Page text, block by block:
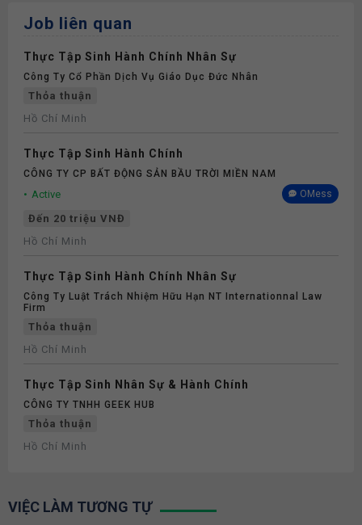
Job liên quan
Thực Tập Sinh Hành Chính Nhân Sự
Công Ty Cổ Phần Dịch Vụ Giáo Dục Đức Nhân
Thỏa thuận
Hồ Chí Minh
Thực Tập Sinh Hành Chính
CÔNG TY CP BẤT ĐỘNG SẢN BẦU TRỜI MIỀN NAM
Active OMess
Đến 20 triệu VNĐ
Hồ Chí Minh
Thực Tập Sinh Hành Chính Nhân Sự
Công Ty Luật Trách Nhiệm Hữu Hạn NT Internationnal Law
Firm
Thỏa thuận
Hồ Chí Minh
Thực Tập Sinh Nhân Sự & Hành Chính
CÔNG TY TNHH GEEK HUB
Thỏa thuận
Hồ Chí Minh
VIỆC LÀM TƯƠNG TỰ